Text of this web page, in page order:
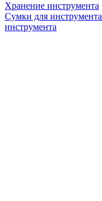
Хранение инструмента
Сумки для инструмента
инструмента